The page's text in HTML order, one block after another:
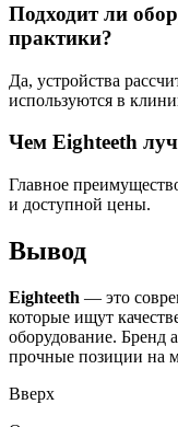
Подходит ли
практики?
Да, устройства
используются в
Чем Eighteeth
Главное
и доступной цены.
Вывод
Eighteeth — это
которые ищут
оборудование. Бренд
прочные позиции на
Вверх